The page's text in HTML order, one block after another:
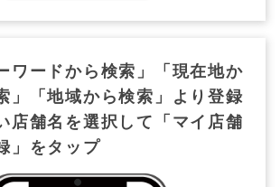
ワードから検索」「現在地か
」「地域から検索」より登録
店舗名を選択して「マイ店舗
」をタップ